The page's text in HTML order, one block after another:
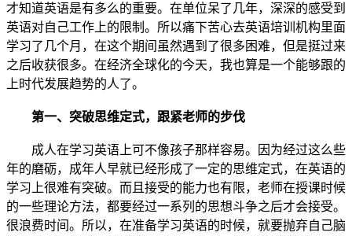
才知道英语是有多么的重要。在单位呆了几年，深深的感受到
英语对自己工作上的限制。所以痛下苦心去英语培训机构里面
学习了几个月，在这个期间虽然遇到了很多困难，但是挺过来
之后收获很多。在经济全球化的今天，我也算是一个能够跟的
上时代发展趋势的人了。
第一、突破思维定式，跟紧老师的步伐
成人在学习英语上可不像孩子那样容易。因为经过这么些
年的磨砺，成年人早就已经形成了一定的思维定式，在英语的
学习上很难有突破。而且接受的能力也有限，老师在授课时候
的一些理论方法，都要经过一系列的思想斗争之后才会接受。
很浪费时间。所以，在准备学习英语的时候，就要抛弃自己脑